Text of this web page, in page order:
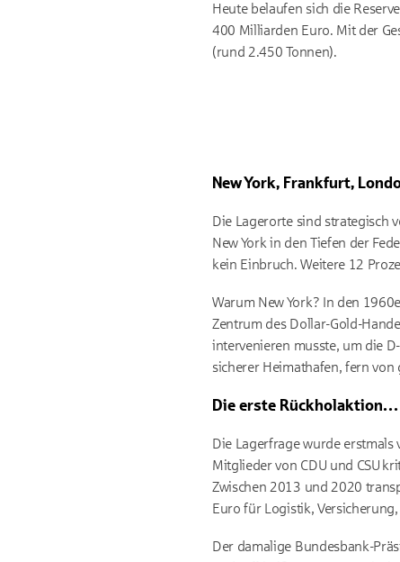
Heute belaufen sich die
400 Milliarden Euro. Mit der
(rund 2.450 Tonnen).
New York, Frankfurt,
Die Lagerorte sind strategisch
New York in den Tiefen der
kein Einbruch. Weitere 12
Warum New York? In den
Zentrum des Dollar-Gold-
intervenieren musste, um die
sicherer Heimathafen, fern von
Die erste Rückholaktion…
Die Lagerfrage wurde
Mitglieder von CDU und CSU
Zwischen 2013 und 2020
Euro für Logistik,
Der damalige Bundesbank-